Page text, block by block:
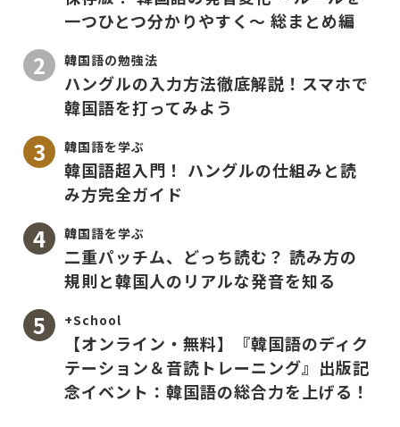
一つひとつ分かりやすく〜 総まとめ編
韓国語の勉強法
ハングルの入力方法徹底解説！スマホで
韓国語を打ってみよう
韓国語を学ぶ
韓国語超入門！ ハングルの仕組みと読
み方完全ガイド
韓国語を学ぶ
二重パッチム、どっち読む？ 読み方の
規則と韓国人のリアルな発音を知る
+School
【オンライン・無料】『韓国語のディク
テーション＆音読トレーニング』出版記
念イベント：韓国語の総合力を上げる！